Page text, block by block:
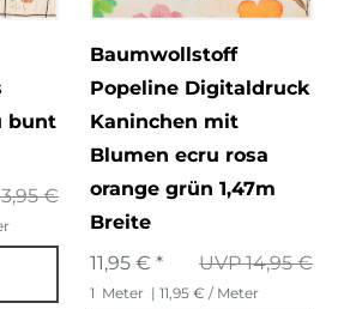
bunt
€
Baumwollstoff
Popeline Digitaldruck
Kaninchen mit
Blumen ecru rosa
orange grün 1,47m
Breite
UVP 14,95 €
11,95 € *
1 Meter | 11,95 € / Meter